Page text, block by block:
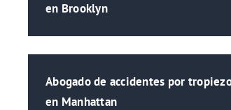
en Brooklyn
Abogado de accidentes por
en Manhattan